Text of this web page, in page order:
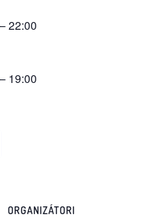
22:00
19:00
ORGANIZÁTORI